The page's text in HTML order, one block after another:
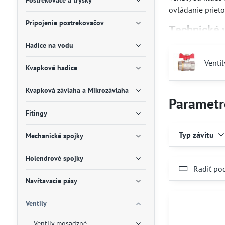
ovládanie
Technické
Ventily sú
Možnosť
Prečo si
spoľahlivé
Ventily
automatickej
Radiť
Typ závitu
Pripojenie postrekovačov
Hadice na vodu
Kvapkové hadice
Kvapková závlaha a Mikrozávlaha
Fitingy
Mechanické spojky
Holendrové spojky
Navŕtavacie pásy
Ventily